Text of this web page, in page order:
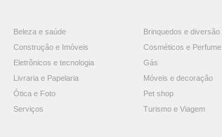
Beleza e saúde
Brinquedos e diversão
Construção e Imóveis
Cosméticos e Perfume
Eletrônicos e tecnologia
Gás
Livraria e Papelaria
Móveis e decoração
Ótica e Foto
Pet shop
Serviços Turismo e Viagem